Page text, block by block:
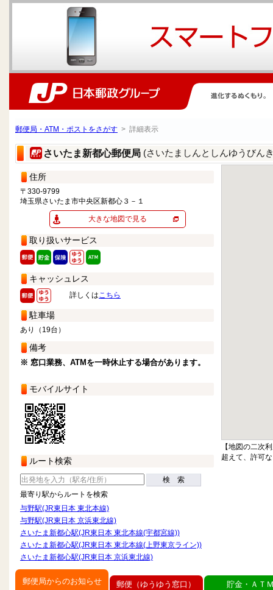
郵便局・ATM・ポストをさがす > 詳細表示
さいたま新都心郵便局 (さいたましんとしんゆうびん
住所
〒330-9799
埼玉県さいたま市中央区新都心３－１
大きな地図で見る
取り扱いサービス
キャッシュレス
詳しくはこちら
駐車場
あり（19台）
備考
※ 窓口業務、ATMを一時休止する場合があります。
モバイルサイト
ルート検索
検 索
最寄り駅からルートを検索
与野駅(JR東日本 東北本線)
与野駅(JR東日本 京浜東北線)
さいたま新都心駅(JR東日本 東北本線(宇都宮線))
さいたま新都心駅(JR東日本 東北本線(上野東京ライン))
さいたま新都心駅(JR東日本 京浜東北線)
【地図の二次
超えて、許可
郵便局からのお知らせ 郵便（ゆうゆう窓口） 貯金・ＡＴ